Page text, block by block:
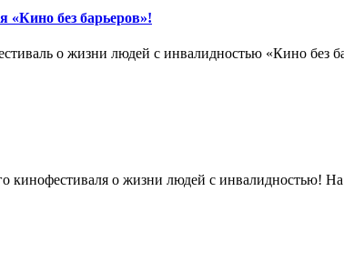
«Кино без барьеров»!
о жизни людей с инвалидностью «Кино без
о жизни людей с инвалидностью!